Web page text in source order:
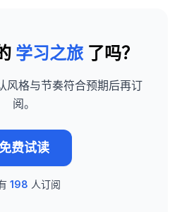
学习之旅 了吗？
风格与节奏符合预期后再订
阅。
费试读
198 人订阅